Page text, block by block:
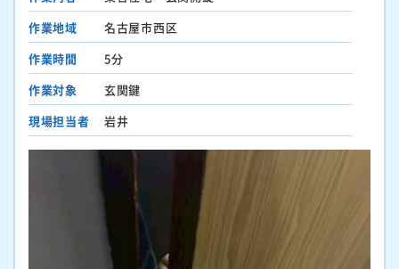
作業地域
名古屋市西区
作業時間
5分
作業対象
玄関鍵
現場担当者
岩井